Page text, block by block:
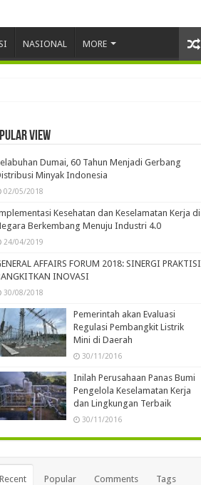
NASIONAL MORE
view
Dumai, 60 Tahun Menjadi Gerbang
Minyak Indonesia
02/05/2018
Kesehatan dan Keselamatan Kerja di
Berkembang Menuju Industri 4.0
24/04/2019
AFFAIRS FORUM 2018: SINERGI PRAKTISI
INOVASI
30/08/2018
Pemerintah akan Evaluasi
Regulasi Pembangkit Listrik
Mini di Daerah
30/11/2016
Inilah Perusahaan Panas Bumi
Pengelola Keselamatan Kerja
dan Lingkungan Terbaik
30/11/2016
Recent Popular Comments Tags